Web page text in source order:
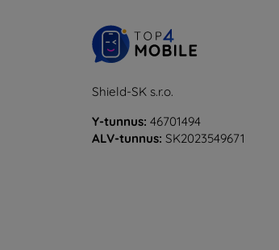
Shield-SK s.r.o.
Y-tunnus: 46701494
ALV-tunnus: SK2023549671